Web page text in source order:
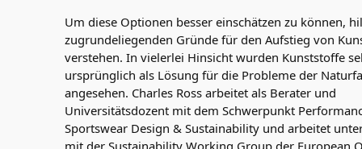
Um diese Optionen besser einschätzen zu können,
zugrundeliegenden Gründe für den Aufstieg von
verstehen. In vielerlei Hinsicht wurden Kunststoffe
ursprünglich als Lösung für die Probleme der
angesehen. Charles Ross arbeitet als Berater und
Universitätsdozent mit dem Schwerpunkt
Sportswear Design & Sustainability und arbeitet